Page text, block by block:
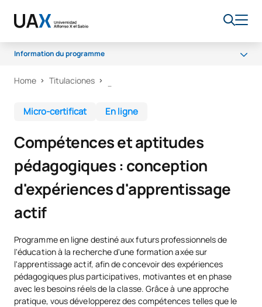
Information du programme
Pourquoi UAX ?
Home Titulaciones
Micro-certificat En ligne
Compétences et aptitudes
pédagogiques : conception
d'expériences d'apprentissage
actif
Programme en ligne destiné aux futurs professionnels de
l'éducation à la recherche d'une formation axée sur
l'apprentissage actif, afin de concevoir des expériences
pédagogiques plus participatives, motivantes et en phase
avec les besoins réels de la classe. Grâce à une approche
pratique, vous développerez des compétences telles que le